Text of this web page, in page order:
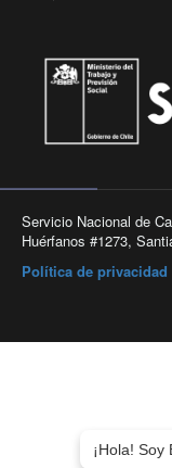
Servicio Nacional de
Huérfanos #1273,
Política de privacidad
¡Hola!